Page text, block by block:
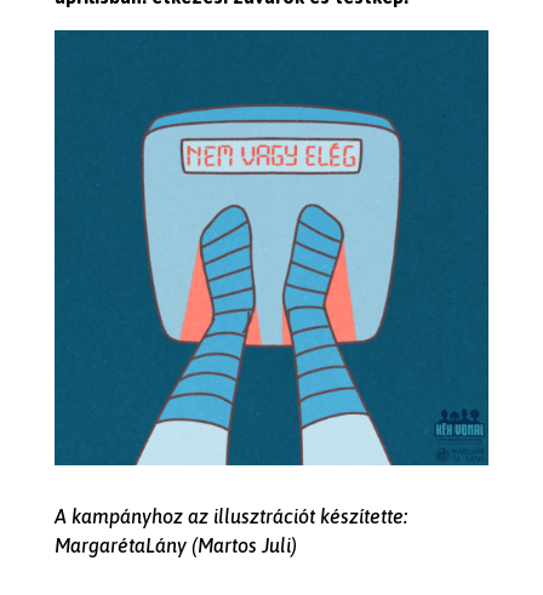
A kampányhoz az illusztrációt készítette:
MargarétaLány (Martos Juli)